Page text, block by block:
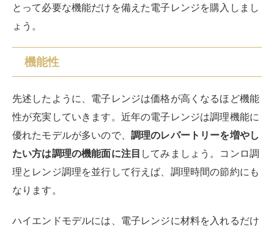
とって必要な機能だけを備えた電子レンジを購入しまし
ょう。
機能性
先述したように、電子レンジは価格が高くなるほど機能
性が充実していきます。近年の電子レンジは調理機能に
優れたモデルが多いので、 調理のレパートリーを増やし
たい方は調理の機能面に注目 してみましょう。コンロ調
理とレンジ調理を並行して行えば、調理時間の節約にも
なります。
ハイエンドモデルには、電子レンジに材料を入れるだけ